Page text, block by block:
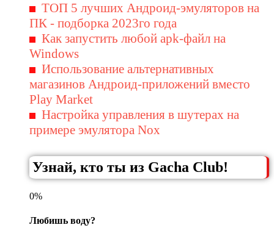
ТОП 5 лучших Андроид-эмуляторов на
ПК - подборка 2023го года
Как запустить любой apk-файл на
Windows
Использование альтернативных
магазинов Андроид-приложений вместо
Play Market
Настройка управления в шутерах на
примере эмулятора Nox
Узнай, кто ты из Gacha Club!
0%
Любишь воду?